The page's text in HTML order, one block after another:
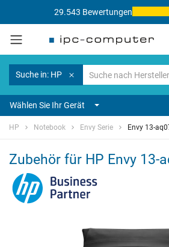
29.543 Bewertungen
Suche in: HP
Wählen Sie Ihr Gerät
HP Notebook Envy Serie Envy 13-
Zubehör für HP Envy 13-